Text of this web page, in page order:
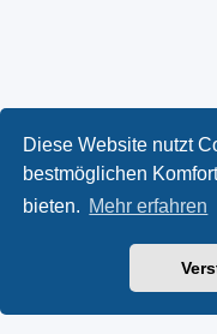
Diese Website nutzt
bestmöglichen
bieten. Mehr erfahren